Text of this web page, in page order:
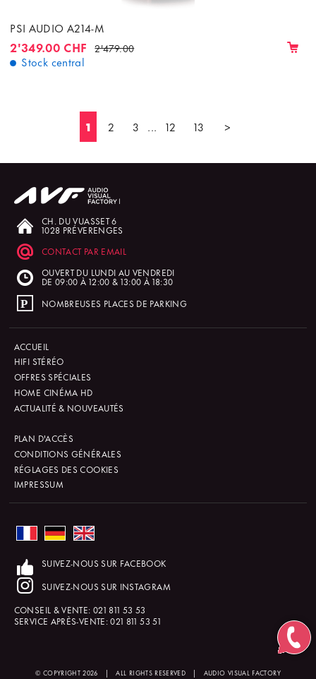
PSI AUDIO A214-M
2'349.00 CHF 2'479.00
Stock central
1 2 3 ... 12 13 >
CH. DU VUASSET 6
1028 PRÉVERENGES
CONTACT PAR EMAIL
OUVERT DU LUNDI AU VENDREDI
DE 09:00 À 12:00 & 13:00 À 18:30
NOMBREUSES PLACES DE PARKING
ACCUEIL
HIFI STÉRÉO
OFFRES SPÉCIALES
HOME CINÉMA HD
ACTUALITÉ & NOUVEAUTÉS
PLAN D'ACCÈS
CONDITIONS GÉNÉRALES
RÉGLAGES DES COOKIES
IMPRESSUM
SUIVEZ-NOUS SUR FACEBOOK
SUIVEZ-NOUS SUR INSTAGRAM
CONSEIL & VENTE: 021 811 53 53
SERVICE APRÈS-VENTE:021 811 53 51
© COPYRIGHT 2026 | ALL RIGHTS RESERVED | AUDIO VISUAL FACTORY